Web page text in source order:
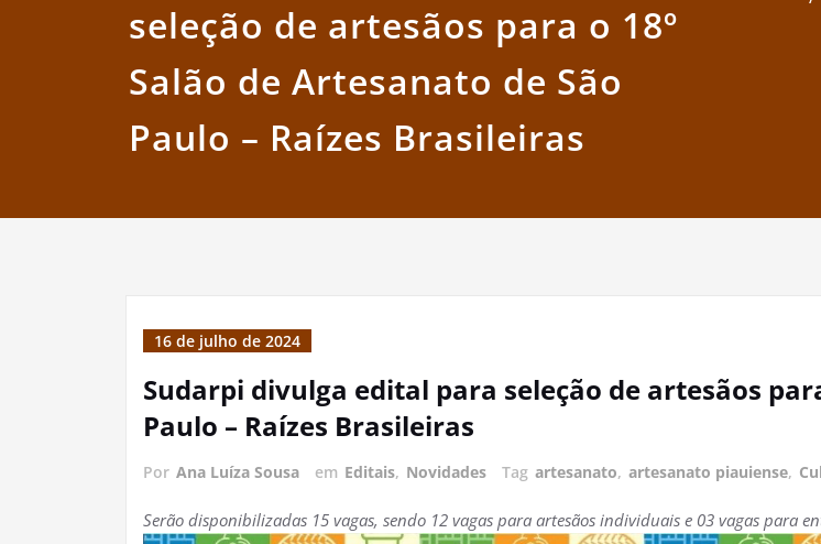
seleção de artesãos para o 18º
Salão de Artesanato de São
Paulo – Raízes Brasileiras
16 de julho de 2024
Sudarpi divulga edital para seleção de artesãos
Paulo – Raízes Brasileiras
Por Ana Luíza Sousa em Editais, Novidades Tag artesanato, artesanato piauiense,
Serão disponibilizadas 15 vagas, sendo 12 vagas para artesãos individuais e 03 vagas para